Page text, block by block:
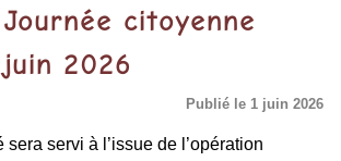
Pesse
Journée citoyenne
2026
Publié le 1 juin 2026
sera servi à l’issue de l’opération